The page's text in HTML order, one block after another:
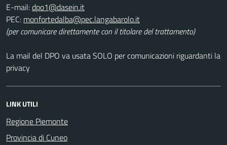
E-mail:
PEC:
(per comunicare direttamente con il titolare del trattamento)
La mail del DPO va usata SOLO per comunicazioni riguardanti la
privacy
LINK UTILI
Regione Piemonte
Provincia di Cuneo